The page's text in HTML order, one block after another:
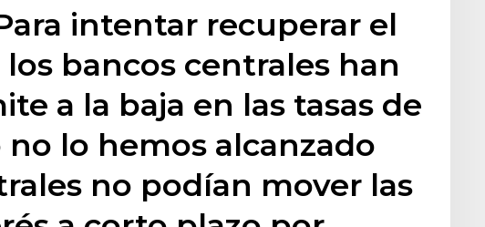
intentar recuperar el
bancos centrales han
a la baja en las tasas de
lo hemos alcanzado
no podían mover las